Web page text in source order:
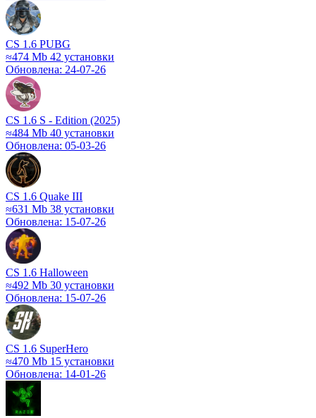
CS 1.6 PUBG
≈474 Mb 42 установки
Обновлена: 24-07-26
CS 1.6 S - Edition (2025)
≈484 Mb 40 установки
Обновлена: 05-03-26
CS 1.6 Quake III
≈631 Mb 38 установки
Обновлена: 15-07-26
CS 1.6 Halloween
≈492 Mb 30 установки
Обновлена: 15-07-26
CS 1.6 SuperHero
≈470 Mb 15 установки
Обновлена: 14-01-26